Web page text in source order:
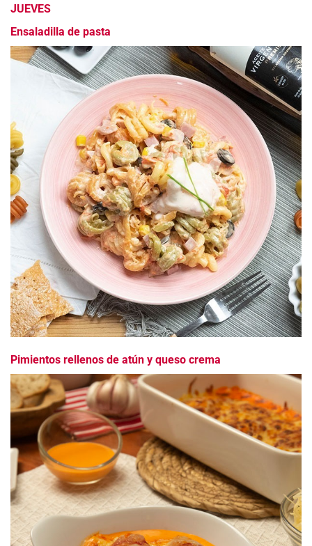
JUEVES
Ensaladilla de pasta
Pimientos rellenos de atún y queso crema